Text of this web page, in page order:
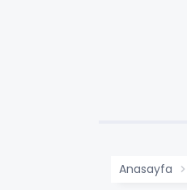
Anasayfa